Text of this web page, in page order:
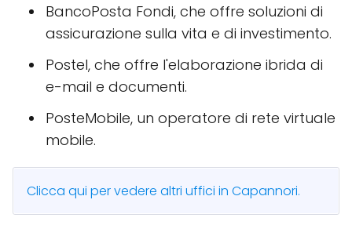
BancoPosta Fondi, che offre soluzioni di
assicurazione sulla vita e di investimento.
Postel, che offre l'elaborazione ibrida di
e-mail e documenti.
PosteMobile, un operatore di rete virtuale
mobile.
Clicca qui per vedere altri uffici in Capannori.